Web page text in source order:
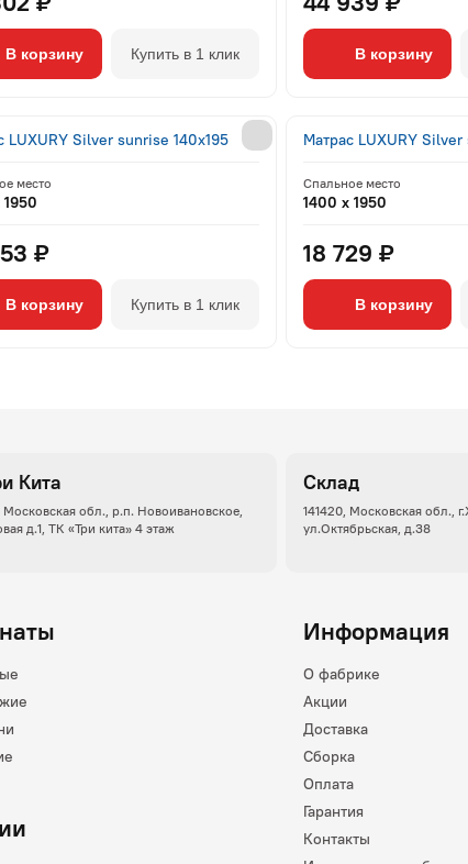
В корзину Купить в 1 клик В корзину
LUXURY Silver sunrise 140x195
место
₽
В корзину Купить в 1 клик
Матрас LUXURY Silver
Спальное место
1400 x 1950
18 729 ₽
В корзину
Кита
Московская обл., р.п. Новоивановское,
д.1, ТК «Три кита» 4 этаж
Склад
141420, Московская обл.,
ул.Октябрьская, д.38
Информация
О фабрике
Акции
Доставка
Сборка
Оплата
Гарантия
Контакты